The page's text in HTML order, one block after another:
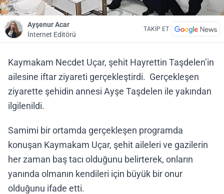
Ayşenur Acar
İnternet Editörü
TAKİP ET
Kaymakam Necdet Uçar, şehit Hayrettin Taşdelen’in
ailesine iftar ziyareti gerçekleştirdi. Gerçekleşen
ziyarette şehidin annesi Ayşe Taşdelen ile yakından
ilgilenildi.
Samimi bir ortamda gerçekleşen programda
konuşan Kaymakam Uçar, şehit aileleri ve gazilerin
her zaman baş tacı olduğunu belirterek, onların
yanında olmanın kendileri için büyük bir onur
olduğunu ifade etti.